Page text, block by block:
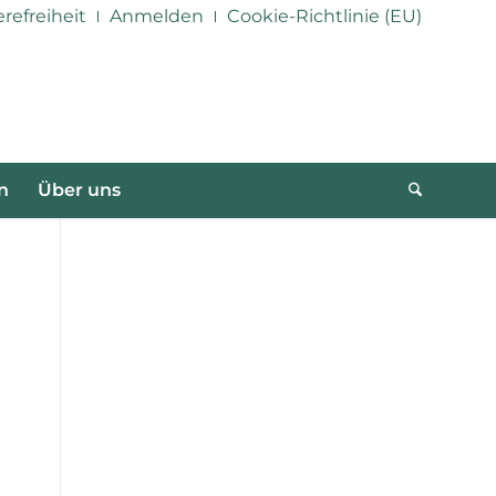
Anmelden Cookie-Richtlinie (EU)
Über uns